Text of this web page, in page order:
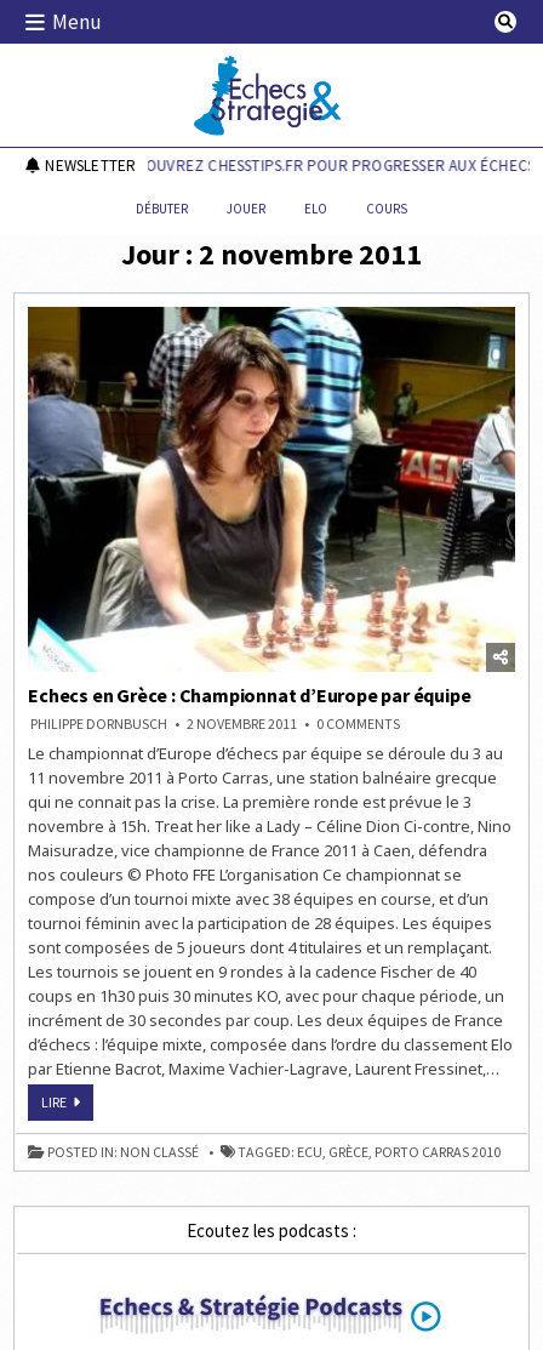
Skip
Menu
Echecs & Stratégie
NEWSLETTERDÉCOUVREZ CHESSTIPS.FR POUR PROGRESSER AUX ÉCHECS !
DÉBUTER JOUER ELO COURS
Jour : 2 novembre 2011
Echecs en Grèce : Championnat d’Europe par équipe
PHILIPPE DORNBUSCH 2 NOVEMBRE 2011 0 COMMENTSON
EN
:
CHAMPIONNAT
D’EUROPE
PAR
Le championnat d’Europe d’échecs par équipe se déroule du 3 au
11 novembre 2011 à Porto Carras, une station balnéaire grecque
qui ne connait pas la crise. La première ronde est prévue le 3
novembre à 15h. Treat her like a Lady – Céline Dion Ci-contre, Nino
Maisuradze, vice championne de France 2011 à Caen, défendra
nos couleurs © Photo FFE L’organisation Ce championnat se
compose d’un tournoi mixte avec 38 équipes en course, et d’un
tournoi féminin avec la participation de 28 équipes. Les équipes
sont composées de 5 joueurs dont 4 titulaires et un remplaçant.
Les tournois se jouent en 9 rondes à la cadence Fischer de 40
coups en 1h30 puis 30 minutes KO, avec pour chaque période, un
incrément de 30 secondes par coup. Les deux équipes de France
d’échecs : l’équipe mixte, composée dans l’ordre du classement Elo
par Etienne Bacrot, Maxime Vachier-Lagrave, Laurent Fressinet,…
LIREECHECS
GRÈCE
:
CHAMPIONNAT
D’EUROPE
ÉQUIPE
POSTED IN: NON CLASSÉ TAGGED: ECU, GRÈCE, PORTO CARRAS 2010
Ecoutez les podcasts :